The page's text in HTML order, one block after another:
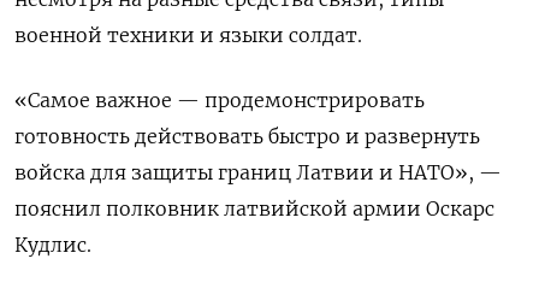
военной техники и языки солдат.
«Самое важное — продемонстрировать
готовность действовать быстро и развернуть
войска для защиты границ Латвии и НАТО», —
пояснил полковник латвийской армии Оскарс
Кудлис.